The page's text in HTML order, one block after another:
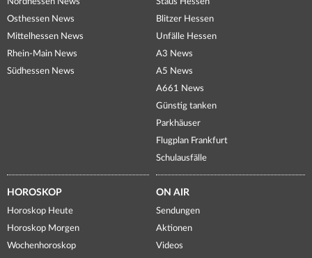
Nordhessen News
Osthessen News
Mittelhessen News
Rhein-Main News
Südhessen News
Staus Hessen
Blitzer Hessen
Unfälle Hessen
A3 News
A5 News
A661 News
Günstig tanken
Parkhäuser
Flugplan Frankfurt
Schulausfälle
HOROSKOP
Horoskop Heute
Horoskop Morgen
Wochenhoroskop
ON AIR
Sendungen
Aktionen
Videos